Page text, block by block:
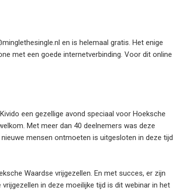
en is helemaal gratis. Het enige
met een goede internetverbinding. Voor dit online
een gezellige avond speciaal voor Hoeksche
Met meer dan 40 deelnemers was deze
mensen ontmoeten is uitgesloten in deze tijd
Waardse vrijgezellen. En met succes, er zijn
in deze moeilijke tijd is dit webinar in het